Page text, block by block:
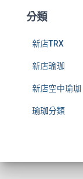
分類
新店TRX
新店瑜珈
新店空中瑜珈
瑜珈分類